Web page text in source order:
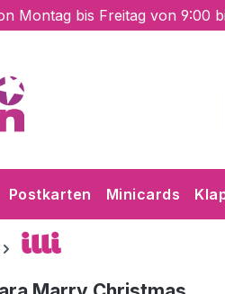
Montag bis Freitag von 9:00
Postkarten Minicards
illi